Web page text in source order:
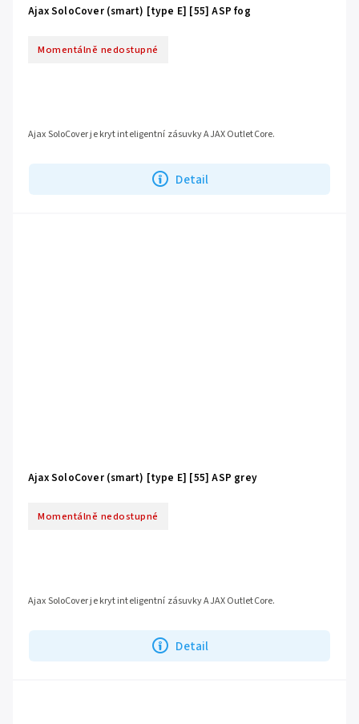
Ajax SoloCover (smart) [type E] [55] ASP fog
Momentálně nedostupné
Detail
Ajax SoloCover je kryt inteligentní zásuvky AJAX OutletCore.
Ajax SoloCover (smart) [type E] [55] ASP grey
Momentálně nedostupné
Detail
Ajax SoloCover je kryt inteligentní zásuvky AJAX OutletCore.